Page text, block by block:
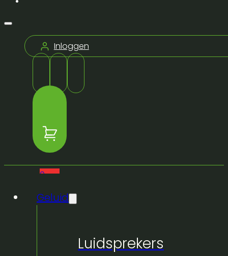
Inloggen
0
producten
Geluid
Luidsprekers